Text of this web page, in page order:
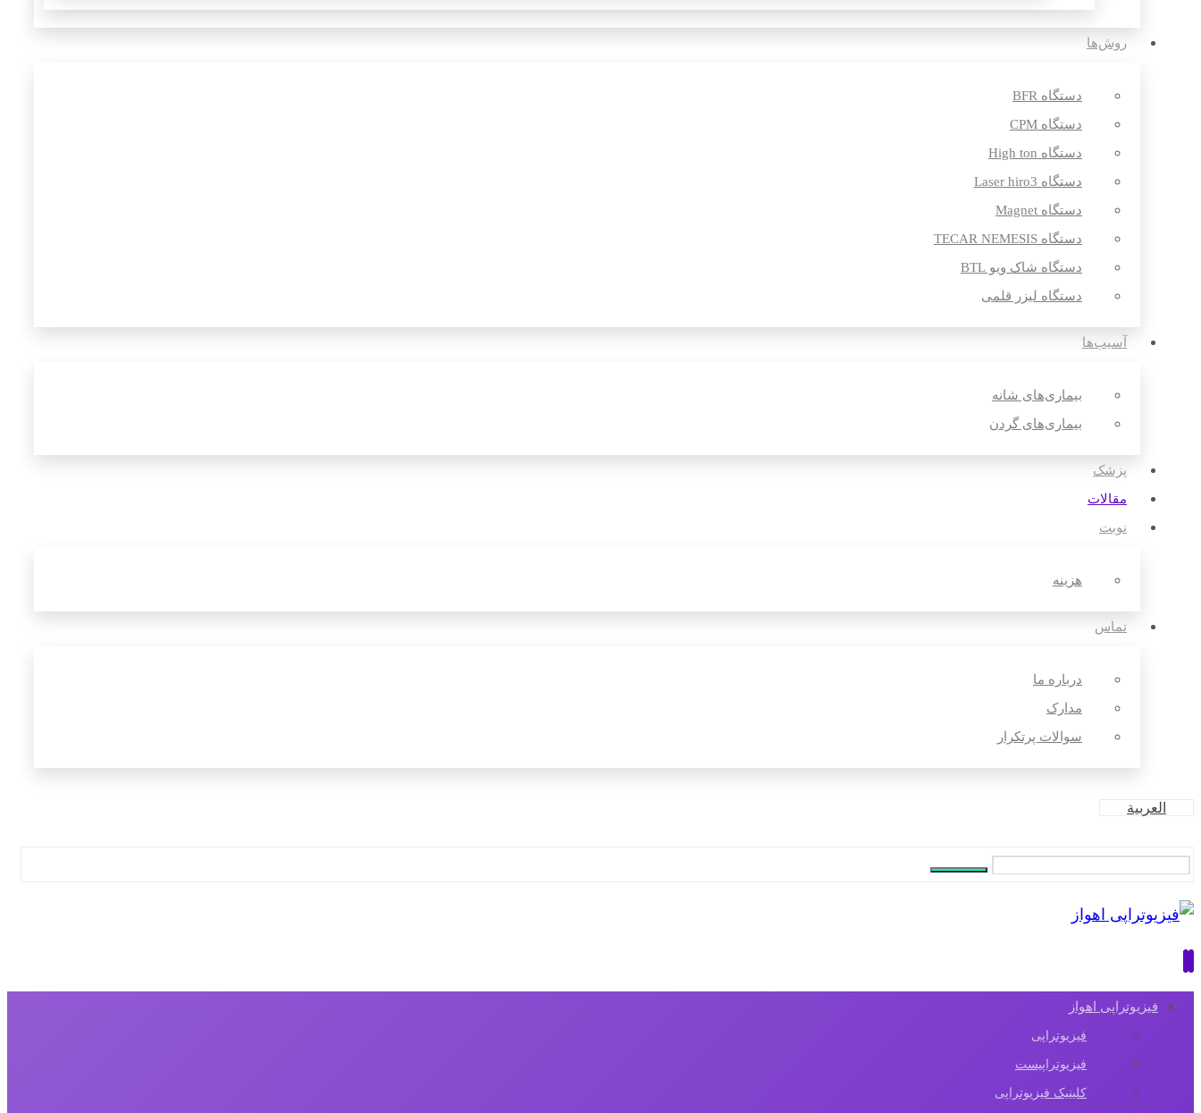
روش‌ها
دستگاه BFR
دستگاه CPM
دستگاه High ton
دستگاه Laser hiro3
دستگاه Magnet
دستگاه TECAR NEMESIS
دستگاه شاک ویو BTL
دستگاه لیزر قلمی
آسیب‌ها
بیماری‌های شانه
بیماری‌های گردن
پزشک
مقالات‌
نوبت
هزینه
تماس
درباره ما
مدارک
سوالات پرتکرار
العربية
فیزیوتراپی اهواز
فیزیوتراپی
فیزیوتراپیست
کلینیک فیزیوتراپی